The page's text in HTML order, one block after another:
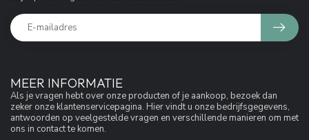
MEER INFORMATIE
Als je vragen hebt over onze producten of je aankoop, bezoek dan
zeker onze klantenservicepagina. Hier vindt u onze bedrijfsgegevens,
antwoorden op veelgestelde vragen en verschillende manieren om met
ons in contact te komen.